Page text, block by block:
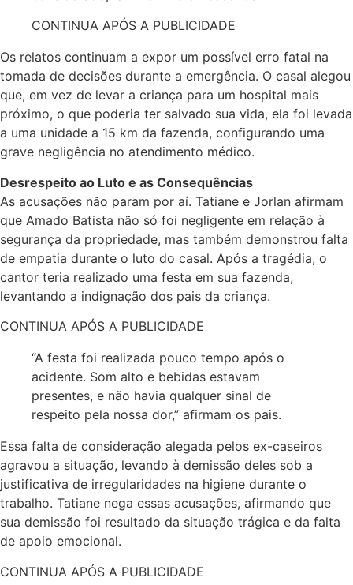
CONTINUA APÓS A PUBLICIDADE
Os relatos continuam a expor um possível erro fatal na
tomada de decisões durante a emergência. O casal alegou
que, em vez de levar a criança para um hospital mais
próximo, o que poderia ter salvado sua vida, ela foi levada
a uma unidade a 15 km da fazenda, configurando uma
grave negligência no atendimento médico.
Desrespeito ao Luto e as Consequências
As acusações não param por aí. Tatiane e Jorlan afirmam
que Amado Batista não só foi negligente em relação à
segurança da propriedade, mas também demonstrou falta
de empatia durante o luto do casal. Após a tragédia, o
cantor teria realizado uma festa em sua fazenda,
levantando a indignação dos pais da criança.
CONTINUA APÓS A PUBLICIDADE
“A festa foi realizada pouco tempo após o
acidente. Som alto e bebidas estavam
presentes, e não havia qualquer sinal de
respeito pela nossa dor,” afirmam os pais.
Essa falta de consideração alegada pelos ex-caseiros
agravou a situação, levando à demissão deles sob a
justificativa de irregularidades na higiene durante o
trabalho. Tatiane nega essas acusações, afirmando que
sua demissão foi resultado da situação trágica e da falta
de apoio emocional.
CONTINUA APÓS A PUBLICIDADE